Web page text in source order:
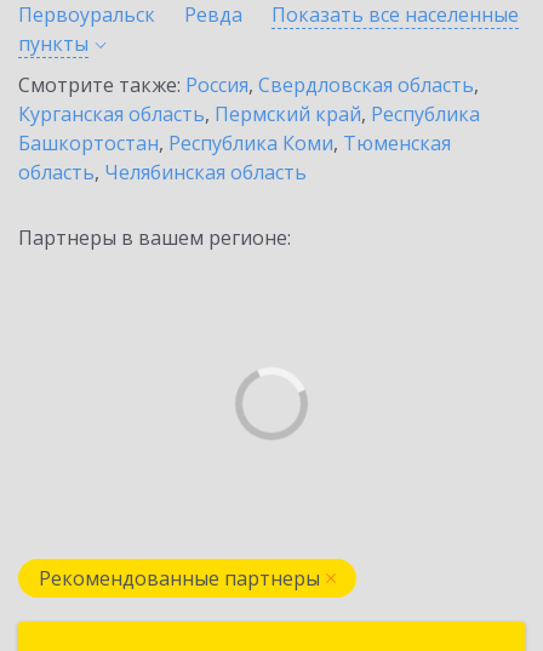
Первоуральск
Ревда
Показать все населенные
пункты
Смотрите также: Россия, Свердловская область,
Курганская область, Пермский край, Республика
Башкортостан, Республика Коми, Тюменская
область, Челябинская область
Партнеры в вашем регионе:
Рекомендованные партнеры